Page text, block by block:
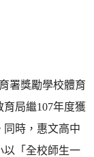
署獎勵學校體育
局繼107年度獲
同時，惠文高中
以「全校師生一